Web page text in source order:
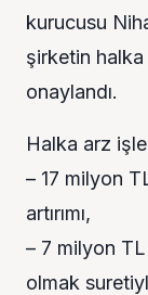
kurucusu
şirketin halka
onaylandı.
Halka arz
– 17 milyon
artırımı,
– 7 milyon
olmak